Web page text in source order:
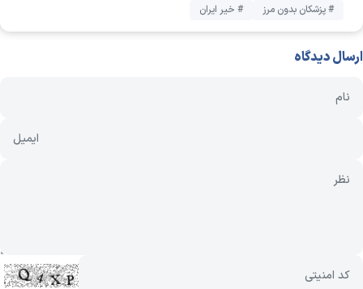
# پزشکان بدون مرز
# خیر ایران
ارسال دیدگاه